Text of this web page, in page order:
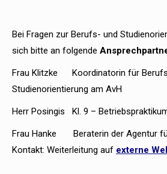
Bei Fragen zur Berufs- und
sich bitte an folgende
Frau Klitzke Koordinatorin für
Studienorientierung am AvH
Herr Posingis Kl. 9 –
Frau Hanke Beraterin der Agentur
Kontakt: Weiterleitung auf externe